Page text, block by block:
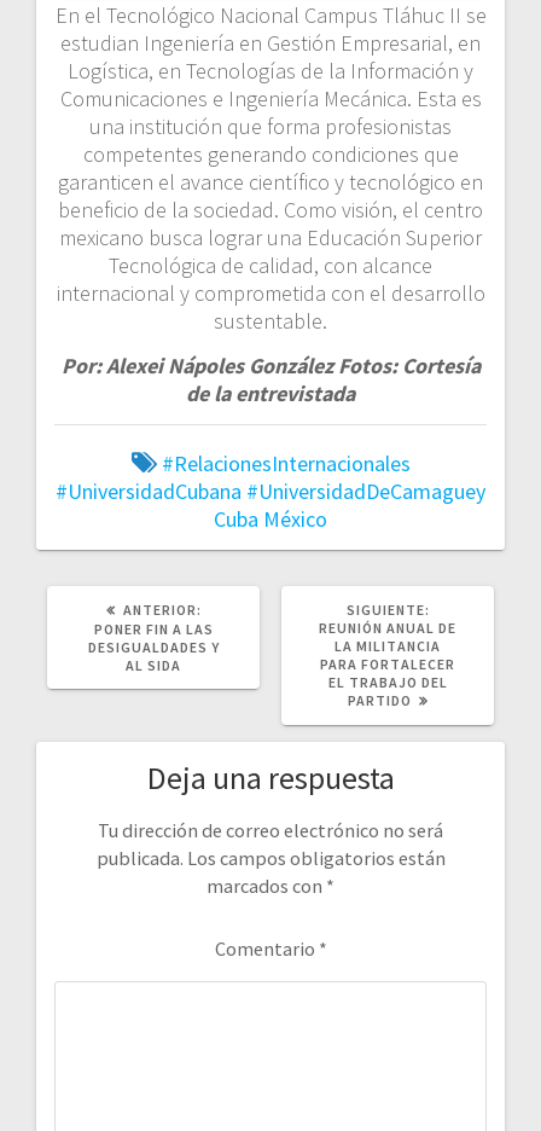
En el Tecnológico Nacional Campus Tláhuc II se
estudian Ingeniería en Gestión Empresarial, en
Logística, en Tecnologías de la Información y
Comunicaciones e Ingeniería Mecánica. Esta es
una institución que forma profesionistas
competentes generando condiciones que
garanticen el avance científico y tecnológico en
beneficio de la sociedad. Como visión, el centro
mexicano busca lograr una Educación Superior
Tecnológica de calidad, con alcance
internacional y comprometida con el desarrollo
sustentable.
Por: Alexei Nápoles González Fotos: Cortesía
de la entrevistada
#RelacionesInternacionales
#UniversidadCubana #UniversidadDeCamaguey
Cuba México
ANTERIOR:
ANTERIOR:
PONER FIN A LAS
DESIGUALDADES Y
AL SIDA
SIGUIENTE:
POST:
REUNIÓN ANUAL DE
LA MILITANCIA
PARA FORTALECER
EL TRABAJO DEL
PARTIDO
Deja una respuesta
Tu dirección de correo electrónico no será
publicada. Los campos obligatorios están
marcados con *
Comentario *